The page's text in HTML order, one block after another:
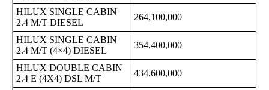
HILUX SINGLE CABIN
2.4 M/T DIESEL
264,100,000
HILUX SINGLE CABIN
2.4 M/T (4×4) DIESEL
354,400,000
HILUX DOUBLE CABIN
2.4 E (4X4) DSL M/T
434,600,000